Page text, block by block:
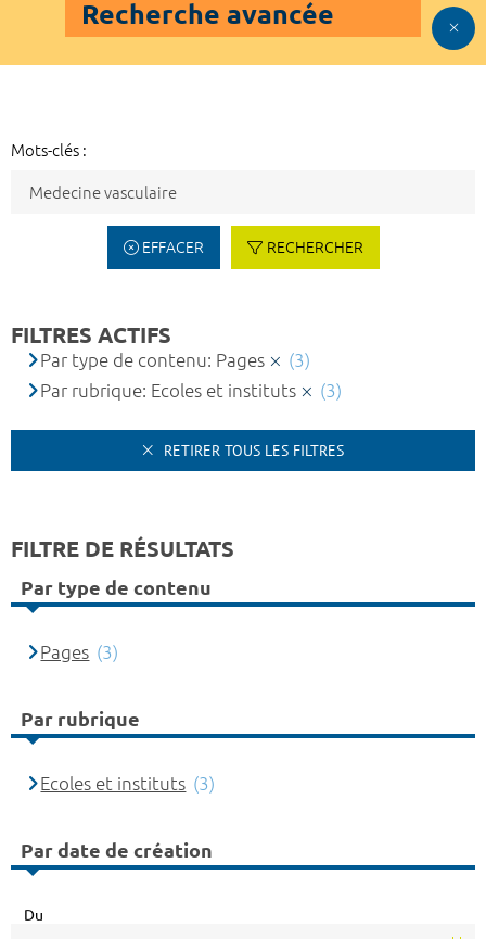
Recherche avancée
Mots-clés :
EFFACER RECHERCHER
FILTRES ACTIFS
Par type de contenu: Pages
(3)
Par rubrique: Ecoles et instituts
(3)
RETIRER TOUS LES FILTRES
FILTRE DE RÉSULTATS
Par type de contenu
Pages (3)
Par rubrique
Ecoles et instituts (3)
Par date de création
Du